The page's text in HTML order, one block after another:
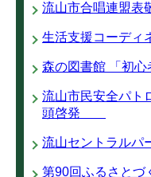
流山市合唱連盟表
生活支援コーディ
森の図書館 「初心
流山市民安全パト
頭啓発
流山セントラルパ
第90回ふるさとづ